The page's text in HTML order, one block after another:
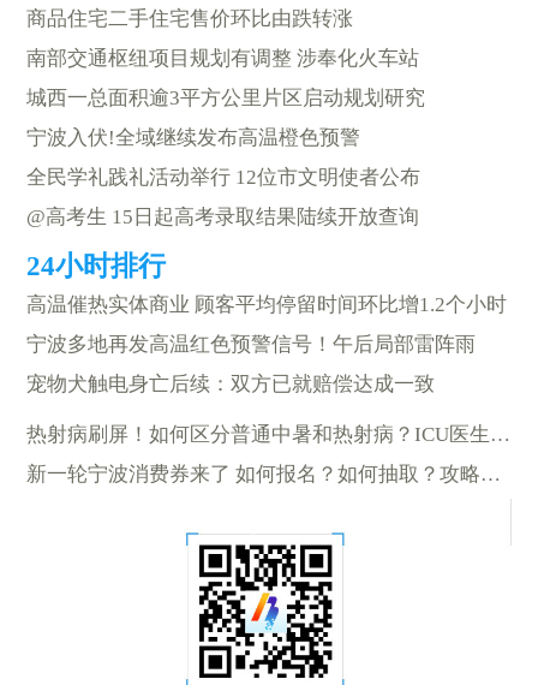
商品住宅二手住宅售价环比由跌转涨
南部交通枢纽项目规划有调整 涉奉化火车站
城西一总面积逾3平方公里片区启动规划研究
宁波入伏!全域继续发布高温橙色预警
全民学礼践礼活动举行 12位市文明使者公布
@高考生 15日起高考录取结果陆续开放查询
高温催热实体商业 顾客平均停留时间环比增1.2个小时
宁波多地再发高温红色预警信号！午后局部雷阵雨
宠物犬触电身亡后续：双方已就赔偿达成一致
热射病刷屏！如何区分普通中暑和热射病？ICU医生有话说
新一轮宁波消费券来了 如何报名？如何抽取？攻略来了